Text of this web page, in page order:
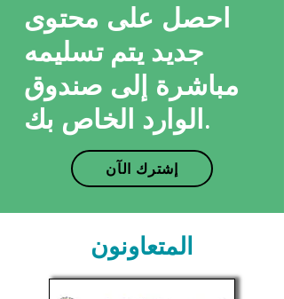
احصل على محتوى
جديد يتم تسليمه
مباشرة إلى صندوق
الوارد الخاص بك.
إشترك الآن
المتعاونون